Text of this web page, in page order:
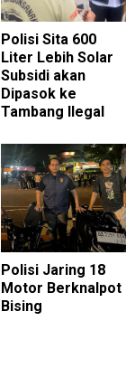
Polisi Sita 600
Liter Lebih Solar
Subsidi akan
Dipasok ke
Tambang Ilegal
Polisi Jaring 18
Motor Berknalpot
Bising